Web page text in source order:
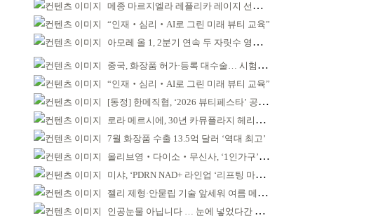
메종 마르지엘라 레플리카 레이지 선데이 모닝 디퓨저
“인재‧심리‧AI로 그린 미래 뷰티 교육”
아모레 올 1, 2분기 연속 두 자릿수 영업이익률 기록
중국, 화장품 허가·등록 대수술… 시험자료 공용 허용
“인재‧심리‧AI로 그린 미래 뷰티 교육”
[동정] 한메직협, ‘2026 뷰티페스타’ 공동 주최
로라 메르시에, 30년 카뮤플라지 헤리티지 담아
7월 화장품 수출 13.5억 달러 ‘역대 최고’
올리브영‧다이소‧무신사, ‘1인가구’가 이끈다
미샤, ‘PDRN NAD+ 라인업 ‘리프팅 마스크’ 출시
젤리 제형·안묻립 기술 앞세워 여름 메이크업 시장 공략
인공눈물 아닙니다 … 눈에 넣었다간 각막 손상